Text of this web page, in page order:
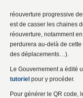
réouverture progressive
est de casser les chaines
réouverture, notamment
perdurera au-delà de
des déplacements…).
Le Gouvernement a édité
tutoriel pour y procéder.
Pour générer le QR code,